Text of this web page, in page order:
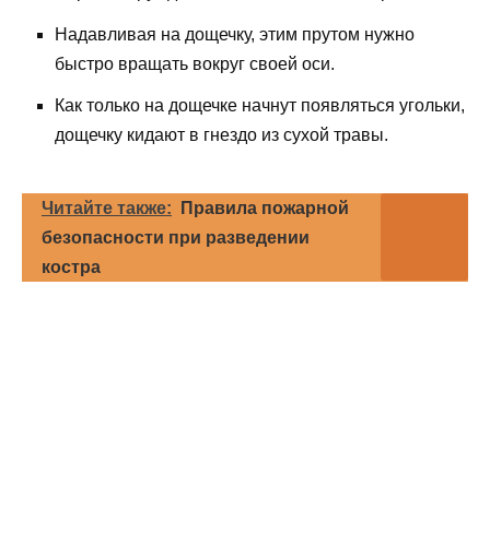
Надавливая на дощечку, этим прутом нужно
быстро вращать вокруг своей оси.
Как только на дощечке начнут появляться угольки,
дощечку кидают в гнездо из сухой травы.
Читайте также:
Правила пожарной
безопасности при разведении
костра